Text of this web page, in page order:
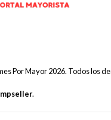
Por Mayor 2026. Todos los
.